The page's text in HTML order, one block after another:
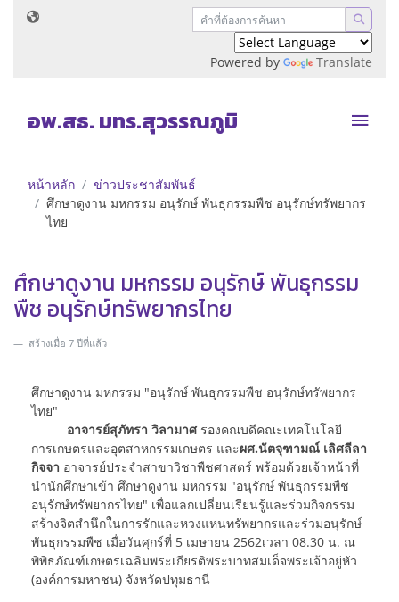
Powered by Translate
อพ.สธ. มทร.สุวรรณภูมิ
หน้าหลัก
ข่าวประชาสัมพันธ์
ศึกษาดูงาน มหกรรม อนุรักษ์ พันธุกรรมพืช อนุรักษ์ทรัพยากร
ไทย
ศึกษาดูงาน มหกรรม อนุรักษ์ พันธุกรรม
พืช อนุรักษ์ทรัพยากรไทย
สร้างเมื่อ 7 ปีที่แล้ว
ศึกษาดูงาน มหกรรม "อนุรักษ์ พันธุกรรมพืช อนุรักษ์ทรัพยากร
ไทย"
อาจารย์สุภัทรา วิลามาศรองคณบดีคณะเทคโนโลยี
การเกษตรและอุตสาหกรรมเกษตร และผศ.นัตจุฑามณ์ เลิศลีลา
กิจจา อาจารย์ประจำสาขาวิชาพืชศาสตร์ พร้อมด้วยเจ้าหน้าที่
นำนักศึกษาเข้า ศึกษาดูงาน มหกรรม "อนุรักษ์ พันธุกรรมพืช
อนุรักษ์ทรัพยากรไทย" เพื่อแลกเปลี่ยนเรียนรู้และร่วมกิจกรรม
สร้างจิตสำนึกในการรักและหวงแหนทรัพยากรและร่วมอนุรักษ์
พันธุกรรมพืช เมื่อวันศุกร์ที่ 5 เมษายน 2562เวลา 08.30 น. ณ
พิพิธภัณฑ์เกษตรเฉลิมพระเกียรติพระบาทสมเด็จพระเจ้าอยู่หัว
(องค์การมหาชน) จังหวัดปทุมธานี